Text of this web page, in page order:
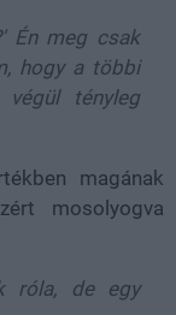
Én meg csak
hogy a többi
tényleg
magának
mosolyogva
róla, de egy